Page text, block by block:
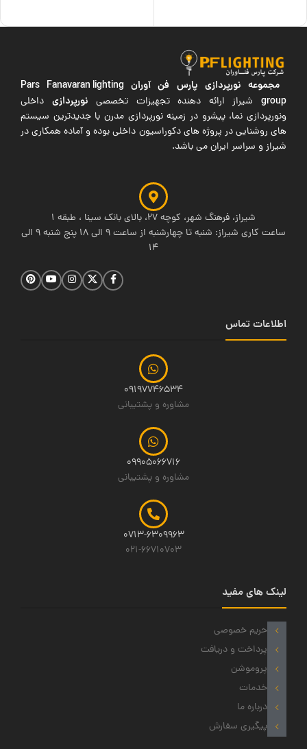
مجموعه نورپردازی پارس فن آوران Pars Fanavaran lighting
groupشیراز ارائه دهنده تجهیزات تخصصی نورپردازی داخلی
ونورپردازی نما، پیشرو در زمینه نورپردازی مدرن با جدیدترین سیستم
های روشنایی در پروژه های دکوراسیون داخلی بوده و آماده همکاری در
شیراز و سراسر ایران می باشد.
شیراز، فرهنگ شهر، کوچه 27، بالای بانک سینا ، طبقه 1
ساعت کاری شیراز: شنبه تا چهارشنبه از ساعت 9 الی 18 پنج شنبه 9 الی
14
اطلاعات تماس
09197746534
مشاوره و پشتیبانی
09905066716
مشاوره و پشتیبانی
0713-6309963
021-66710703
لینک های مفید
حریم خصوصی
پرداخت و دریافت
پروموشن
خدمات
درباره ما
پیگیری سفارش